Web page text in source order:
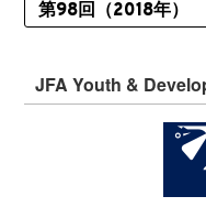
JFA Youth &